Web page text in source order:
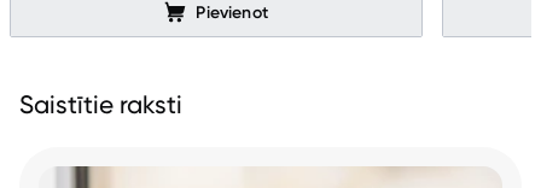
Pievienot
Saistītie raksti